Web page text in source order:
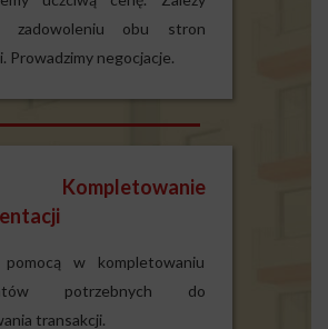
zadowoleniu obu stron
Prowadzimy negocjacje.
pomocą w kompletowaniu
potrzebnych do
transakcji.